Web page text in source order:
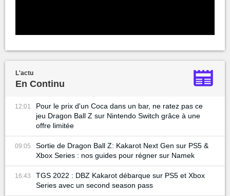
L'actu
En Continu
12:01
Pour le prix d'un Coca dans un bar, ne ratez pas ce
jeu Dragon Ball Z sur Nintendo Switch grâce à une
offre limitée
09:05
Sortie de Dragon Ball Z: Kakarot Next Gen sur PS5 &
Xbox Series : nos guides pour régner sur Namek
16:43
TGS 2022 : DBZ Kakarot débarque sur PS5 et Xbox
Series avec un second season pass